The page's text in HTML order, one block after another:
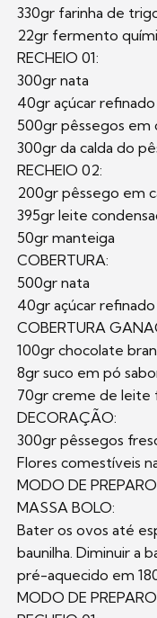
330gr farinha de
22gr fermento
RECHEIO 01:
300gr nata
40gr açúcar refinado
500gr pêssegos em
300gr da calda do
RECHEIO 02:
200gr pêssego em
395gr leite
50gr manteiga
COBERTURA:
500gr nata
40gr açúcar refinado
COBERTURA
100gr chocolate
8gr suco em pó
70gr creme de leite
DECORAÇÃO:
300gr pêssegos
Flores comestíveis
MODO DE PREPARO
MASSA BOLO:
Bater os ovos até
baunilha. Diminuir a
pré-aquecido em
MODO DE PREPARO